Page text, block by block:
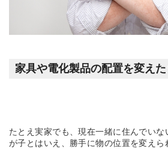
家具や電化製品の配置を変え
たとえ実家でも、現在一緒に住んでい
が子とはいえ、勝手に物の位置を変えら